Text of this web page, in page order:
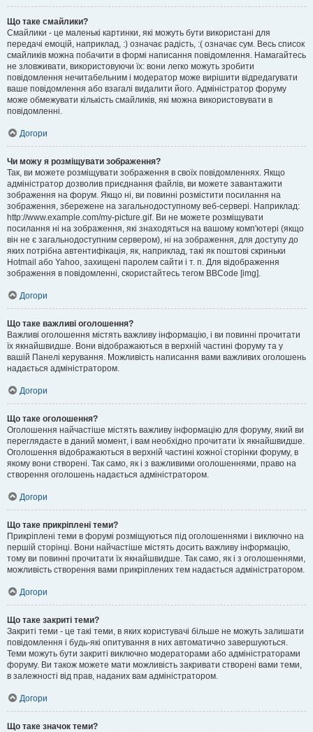
Що таке смайлики?
Смайлики - це маленькі картинки, які можуть бути використані для
передачі емоцій, наприклад, :) означає радість, :( означає сум. Весь список
смайликів можна побачити в формі написання повідомлення. Намагайтесь
не зловживати, використовуючи їх: вони легко можуть зробити
повідомлення нечитабельним і модератор може вирішити відредагувати
ваше повідомлення або взагалі видалити його. Адміністратор форуму
може обмежувати кількість смайликів, які можна використовувати в
повідомленні.
Догори
Чи можу я розміщувати зображення?
Так, ви можете розміщувати зображення в своїх повідомленнях. Якщо
адміністратор дозволив приєднання файлів, ви можете завантажити
зображення на форум. Якщо ні, ви повинні розмістити посилання на
зображення, збережене на загальнодоступному веб-сервері. Наприклад:
http://www.example.com/my-picture.gif. Ви не можете розміщувати
посилання ні на зображення, які знаходяться на вашому комп'ютері (якщо
він не є загальнодоступним сервером), ні на зображення, для доступу до
яких потрібна автентифікація, як, наприклад, такі як поштові скриньки
Hotmail або Yahoo, захищені паролем сайти і т. п. Для відображення
зображення в повідомленні, скористайтесь тегом BBCode [img].
Догори
Що таке важливі оголошення?
Важливі оголошення містять важливу інформацію, і ви повинні прочитати
їх якнайшвидше. Вони відображаються в верхній частині форуму та у
вашій Панелі керування. Можливість написання вами важливих оголошень
надається адміністратором.
Догори
Що таке оголошення?
Оголошення найчастіше містять важливу інформацію для форуму, який ви
переглядаєте в даний момент, і вам необхідно прочитати їх якнайшвидше.
Оголошення відображаються в верхній частині кожної сторінки форуму, в
якому вони створені. Так само, як і з важливими оголошеннями, право на
створення оголошень надається адміністратором.
Догори
Що таке прикріплені теми?
Прикріплені теми в форумі розміщуються під оголошеннями і виключно на
першій сторінці. Вони найчастіше містять досить важливу інформацію,
тому ви повинні прочитати їх якнайшвидше. Так само, як і з оголошеннями,
можливість створення вами прикріплених тем надається адміністратором.
Догори
Що таке закриті теми?
Закриті теми - це такі теми, в яких користувачі більше не можуть залишати
повідомлення і будь-які опитування в них автоматично завершуються.
Теми можуть бути закриті виключно модераторами або адміністраторами
форуму. Ви також можете мати можливість закривати створені вами теми,
в залежності від прав, наданих вам адміністратором.
Догори
Що таке значок теми?